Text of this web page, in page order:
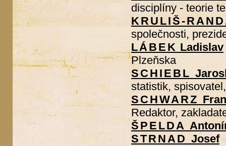
disciplíny - teorie
KRULIŠ-
společnosti,
LÁBEK Ladislav
Plzeňska
SCHIEBL
statistik,
SCHWARZ
Redaktor,
ŠPELDA
STRNAD Josef